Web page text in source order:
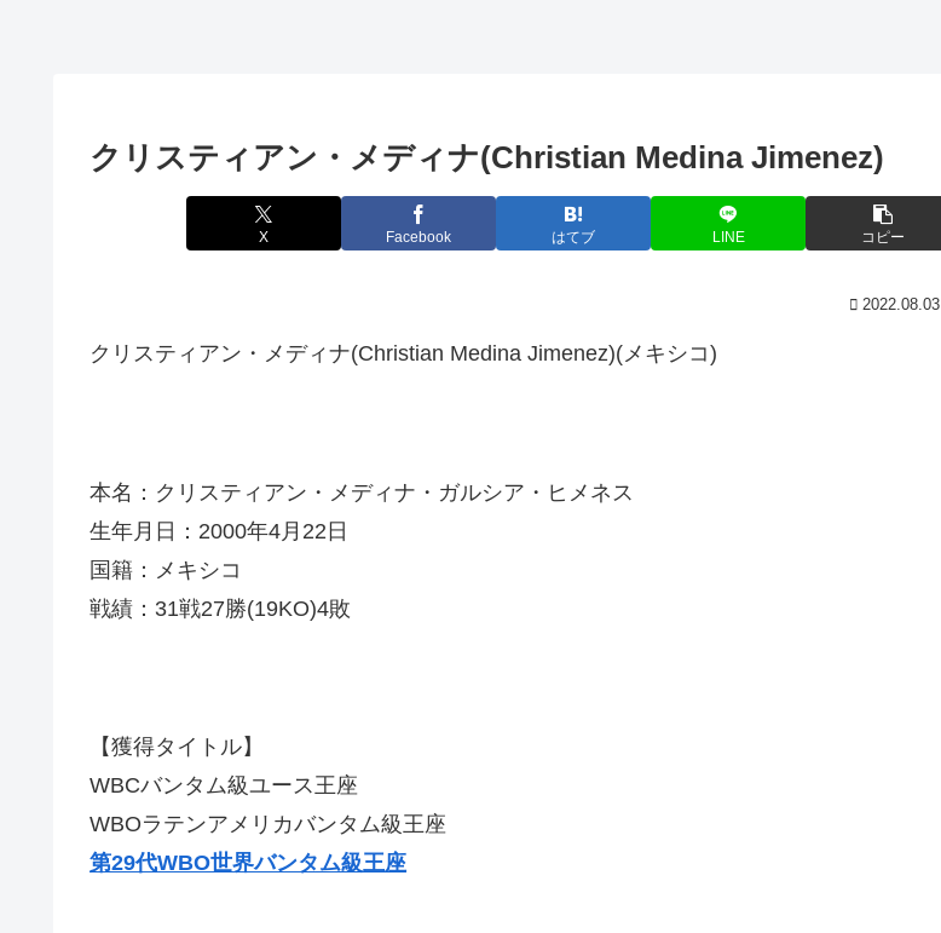
クリスティアン・メディナ(Christian Medina Jimenez)
X Facebook はてブ LINE コピー
2022.08.03
クリスティアン・メディナ(Christian Medina Jimenez)(メキシコ)
本名：クリスティアン・メディナ・ガルシア・ヒメネス
生年月日：2000年4月22日
国籍：メキシコ
戦績：31戦27勝(19KO)4敗
【獲得タイトル】
WBCバンタム級ユース王座
WBOラテンアメリカバンタム級王座
第29代WBO世界バンタム級王座